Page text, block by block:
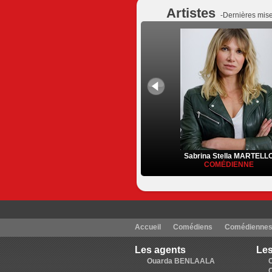
Artistes -Dernières
Sabrina Stella
COMÉDIENNE
Accueil Comédiens Comédiennes
Les agents
Ouarda BENLAALA